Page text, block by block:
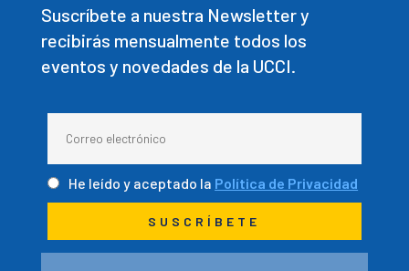
Suscríbete a nuestra Newsletter y
recibirás mensualmente todos los
eventos y novedades de la UCCI.
He leído y aceptado la Política de Privacidad